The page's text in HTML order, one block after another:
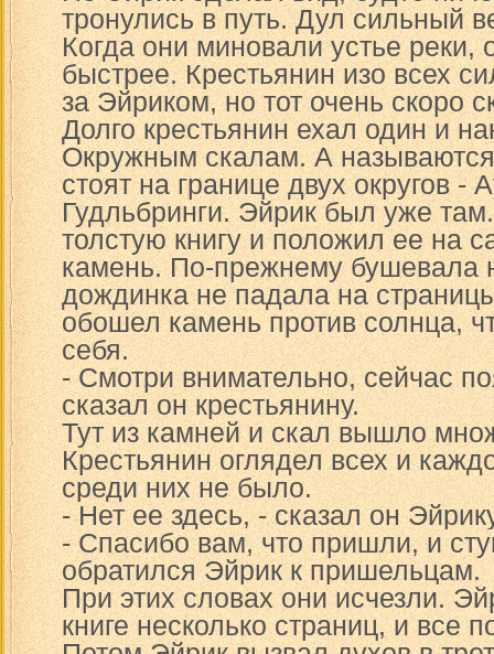
тронулись в путь. Дул сильный
Когда они миновали устье реки,
быстрее. Крестьянин изо всех
за Эйриком, но тот очень скоро
Долго крестьянин ехал один и
Окружным скалам. А называются
стоят на границе двух округов -
Гудльбринги. Эйрик был уже
толстую книгу и положил ее на
камень. По-прежнему бушевала
дождинка не падала на
обошел камень против солнца,
себя.
- Смотри внимательно, сейчас
сказал он крестьянину.
Тут из камней и скал вышло
Крестьянин оглядел всех и
среди них не было.
- Нет ее здесь, - сказал он
- Спасибо вам, что пришли, и
обратился Эйрик к пришельцам.
При этих словах они исчезли.
книге несколько страниц, и все